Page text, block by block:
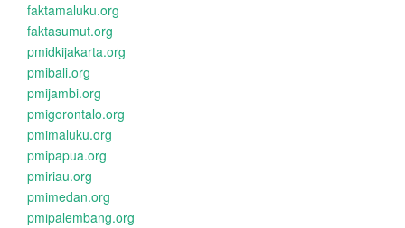
faktamaluku.org
faktasumut.org
pmidkijakarta.org
pmibali.org
pmijambi.org
pmigorontalo.org
pmimaluku.org
pmipapua.org
pmiriau.org
pmimedan.org
pmipalembang.org